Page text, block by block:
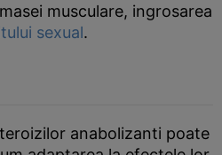
musculare, ingrosarea
sexual.
anabolizanti poate